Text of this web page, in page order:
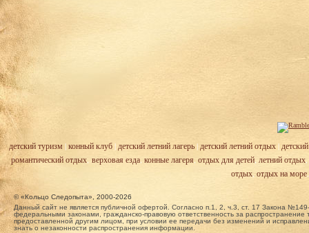
детский туризм| конный клуб| детский летний лагерь| детский летний отдых|
романтический отдых, верховая езда, конные лагеря, отдых для детей, летний отдых,
отдых, отдых на море
© «Кольцо Следопыта», 2000-2026
Данный сайт не является публичной офертой. Согласно п.1, 2, ч.3, ст. 17 Закона
федеральными законами, гражданско-правовую ответственность за
предоставленной другим лицом, при условии ее передачи без изменений и
знать о незаконности распространения информации.